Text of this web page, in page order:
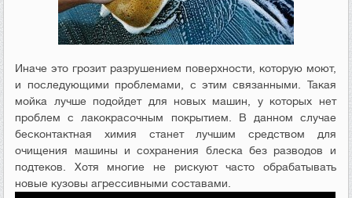
Иначе это грозит разрушением поверхности, которую моют,
и последующими проблемами, с этим связанными. Такая
мойка лучше подойдет для новых машин, у которых нет
проблем с лакокрасочным покрытием. В данном случае
бесконтактная химия станет лучшим средством для
очищения машины и сохранения блеска без разводов и
подтеков. Хотя многие не рискуют часто обрабатывать
новые кузовы агрессивными составами.